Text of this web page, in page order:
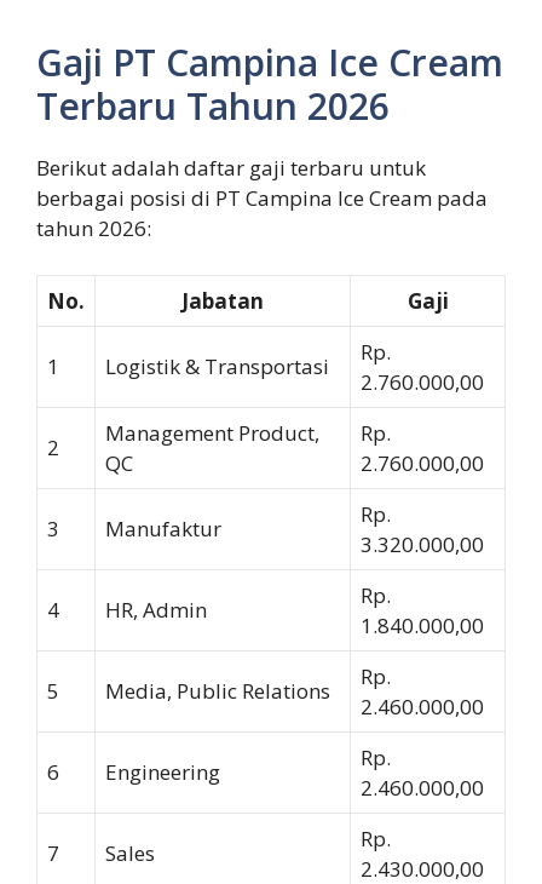
Gaji PT Campina Ice Cream
Terbaru Tahun 2026
Berikut adalah daftar gaji terbaru untuk
berbagai posisi di PT Campina Ice Cream pada
tahun 2026:
No. Jabatan Gaji
1 Logistik & Transportasi
Rp.
2.760.000,00
2
Management Product,
QC
Rp.
2.760.000,00
3 Manufaktur
Rp.
3.320.000,00
4 HR, Admin
Rp.
1.840.000,00
5 Media, Public Relations
Rp.
2.460.000,00
6 Engineering
Rp.
2.460.000,00
7 Sales
Rp.
2.430.000,00